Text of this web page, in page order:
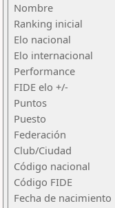
Nombre
Ranking inicial
Elo nacional
Elo internacional
Performance
FIDE elo +/-
Puntos
Puesto
Federación
Club/Ciudad
Código nacional
Código FIDE
Fecha de nacimiento